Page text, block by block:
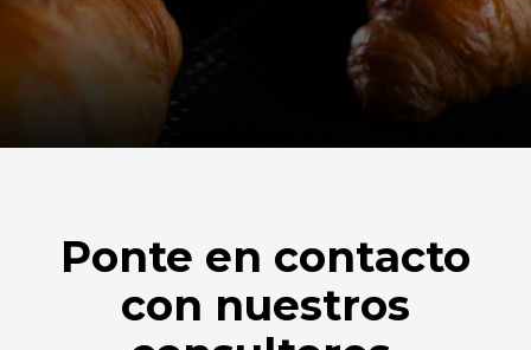
Ponte en contacto
con nuestros